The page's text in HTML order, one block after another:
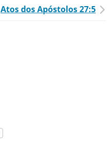
Atos dos Apóstolos 27:5